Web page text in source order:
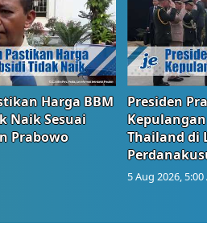
Harga BBM
Naik Sesuai
Prabowo
Presiden
Thailand di
5 Aug 2026, 5:00